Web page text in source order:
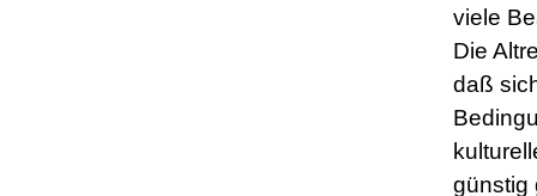
viele
Die
daß
günstig